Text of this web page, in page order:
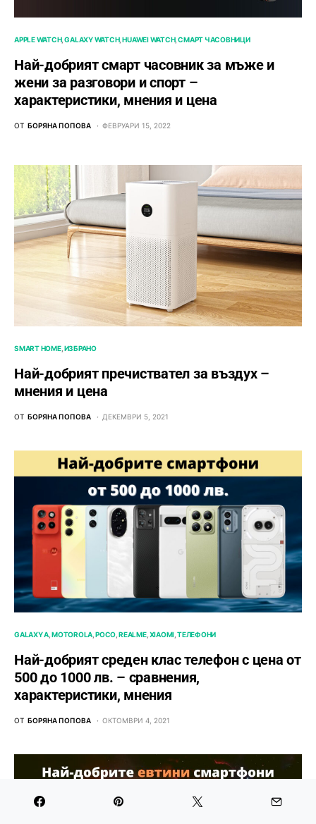
APPLE WATCH GALAXY WATCH HUAWEI WATCH СМАРТ ЧАСОВНИЦИ
Най-добрият смарт часовник за мъже и
жени за разговори и спорт –
характеристики, мнения и цена
ОТ БОРЯНА ПОПОВА ФЕВРУАРИ 15, 2022
SMART HOME ИЗБРАНО
Най-добрият пречиствател за въздух –
мнения и цена
ОТ БОРЯНА ПОПОВА ДЕКЕМВРИ 5, 2021
GALAXY A MOTOROLA POCO REALME XIAOMI ТЕЛЕФОНИ
Най-добрият среден клас телефон с цена от
500 до 1000 лв. – сравнения,
характеристики, мнения
ОТ БОРЯНА ПОПОВА ОКТОМВРИ 4, 2021